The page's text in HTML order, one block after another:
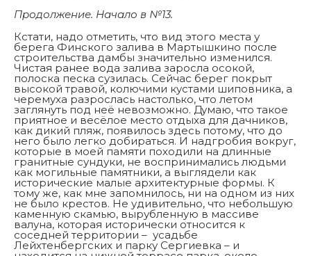
Продолжение. Начало в №13.
Кстати, надо отметить, что вид этого места у
берега Финского залива в Мартышкино после
строительства дамбы значительно изменился.
Чистая ранее вода залива заросла осокой,
полоска песка сузилась. Сейчас берег покрыт
высокой травой, колючими кустами шиповника, а
черемуха разрослась настолько, что летом
заглянуть под неё невозможно. Думаю, что такое
приятное и весёлое место отдыха для дачников,
как дикий пляж, появилось здесь потому, что до
него было легко добираться. И надгробия вокруг,
которые в моей памяти походили на длинные
гранитные сундуки, не воспринимались людьми
как могильные памятники, а выглядели как
исторические малые архитектурные формы. К
тому же, как мне запомнилось, ни на одном из них
не было крестов. Не удивительно, что небольшую
каменную скамью, вырубленную в массиве
валуна, которая исторически относится к
соседней территории – усадьбе
Лейхтенбергских и парку Сергиевка – и